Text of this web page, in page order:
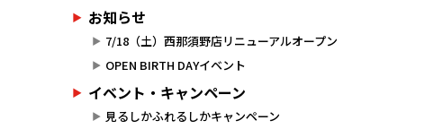
お知らせ
7/18（土）西那須野店リニューアルオープン
OPEN BIRTH DAYイベント
イベント・キャンペーン
見るしかふれるしかキャンペーン